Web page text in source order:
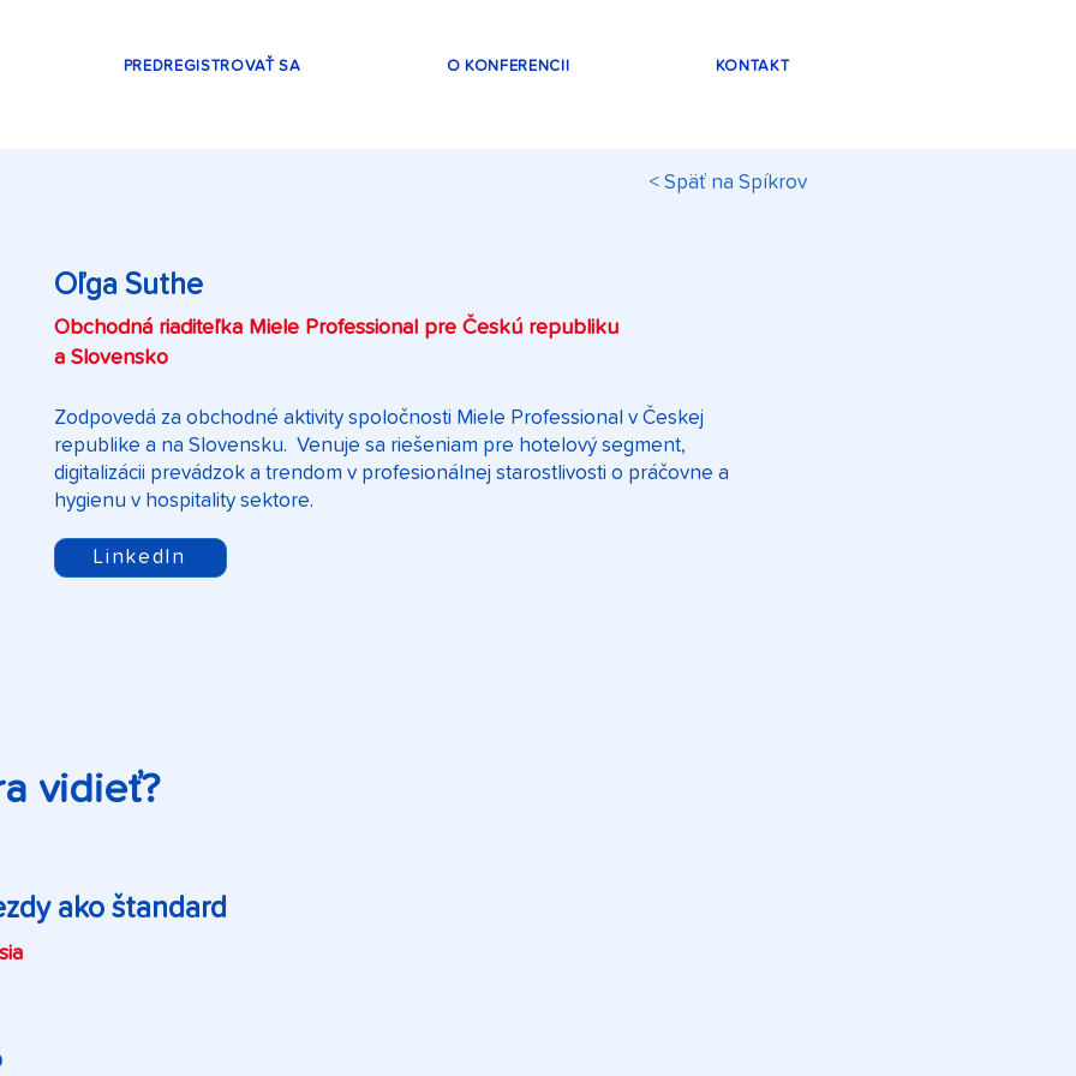
PREDREGISTROVAŤ SA O KONFERENCII KONTAKT
< Späť na Spíkrov
Oľga Suthe
Obchodná riaditeľka Miele Professional pre Českú republiku
a Slovensko
Zodpovedá za obchodné aktivity spoločnosti Miele Professional v Českej
republike a na Slovensku. Venuje sa riešeniam pre hotelový segment,
digitalizácii prevádzok a trendom v profesionálnej starostlivosti o práčovne a
hygienu v hospitality sektore.
LinkedIn
vidieť?
ako štandard